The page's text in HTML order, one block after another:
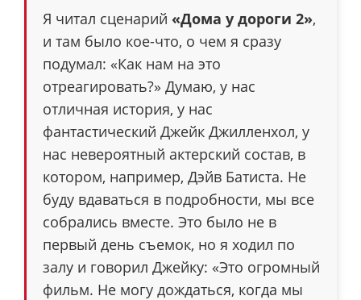
Я читал сценарий «Дома у дороги 2»,
и там было кое-что, о чем я сразу
подумал: «Как нам на это
отреагировать?» Думаю, у нас
отличная история, у нас
фантастический Джейк Джилленхол, у
нас невероятный актерский состав, в
котором, например, Дэйв Батиста. Не
буду вдаваться в подробности, мы все
собрались вместе. Это было не в
первый день съемок, но я ходил по
залу и говорил Джейку: «Это огромный
фильм. Не могу дождаться, когда мы